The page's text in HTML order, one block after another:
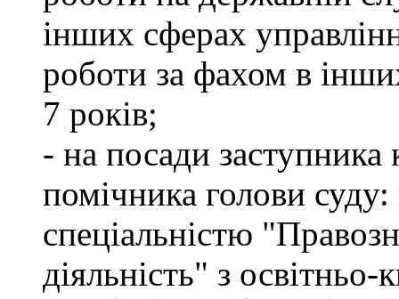
інших сферах
роботи за фахом в
7 років;
- на посади заступника
помічника голови
спеціальністю
діяльність" з